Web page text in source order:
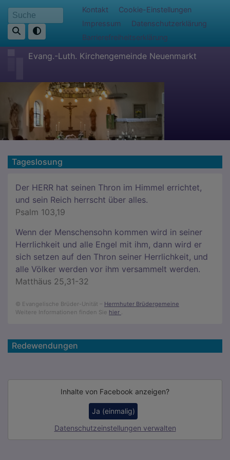
Direkt
zum
Inhalt
Suche Fußbereichsmenü
Kontakt
Cookie-Einstellungen
Impressum
Datenschutzerklärung
Barrierefreiheitserklärung
Evang.-Luth. Kirchengemeinde Neuenmarkt
Tageslosung
Der HERR hat seinen Thron im Himmel errichtet,
und sein Reich herrscht über alles.
Psalm 103,19
Wenn der Menschensohn kommen wird in seiner
Herrlichkeit und alle Engel mit ihm, dann wird er
sich setzen auf den Thron seiner Herrlichkeit, und
alle Völker werden vor ihm versammelt werden.
Matthäus 25,31-32
© Evangelische Brüder-Unität – Herrnhuter Brüdergemeine
Weitere Informationen finden Sie hier .
Redewendungen
Inhalte von Facebook anzeigen?
Ja (einmalig)
Datenschutzeinstellungen verwalten